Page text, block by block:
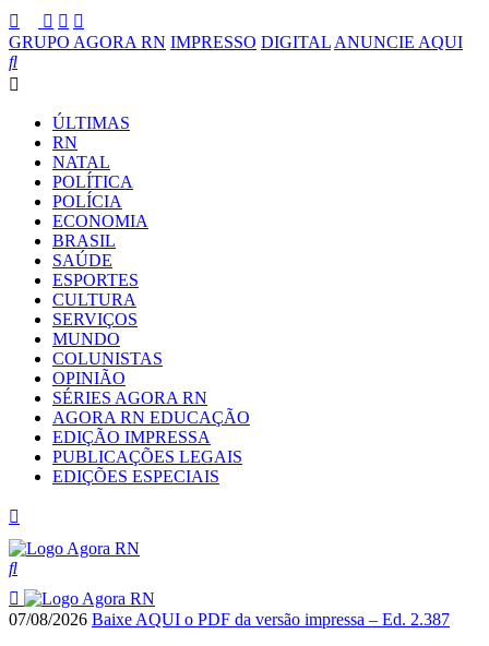
GRUPO AGORA RN IMPRESSO DIGITAL ANUNCIE AQUI
ÚLTIMAS
RN
NATAL
POLÍTICA
POLÍCIA
ECONOMIA
BRASIL
SAÚDE
ESPORTES
CULTURA
SERVIÇOS
MUNDO
COLUNISTAS
OPINIÃO
SÉRIES AGORA RN
AGORA RN EDUCAÇÃO
EDIÇÃO IMPRESSA
PUBLICAÇÕES LEGAIS
EDIÇÕES ESPECIAIS
07/08/2026 Baixe AQUI o PDF da versão impressa – Ed. 2.387